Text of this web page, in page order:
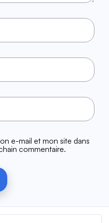
e-mail et mon site dans
commentaire.